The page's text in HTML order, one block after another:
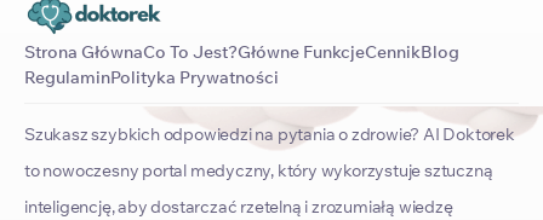
Strona GłównaCo To Jest?Główne FunkcjeCennikBlog
RegulaminPolityka Prywatności
Szukasz szybkich odpowiedzi na pytania o zdrowie? AI Doktorek
to nowoczesny portal medyczny, który wykorzystuje sztuczną
inteligencję, aby dostarczać rzetelną i zrozumiałą wiedzę